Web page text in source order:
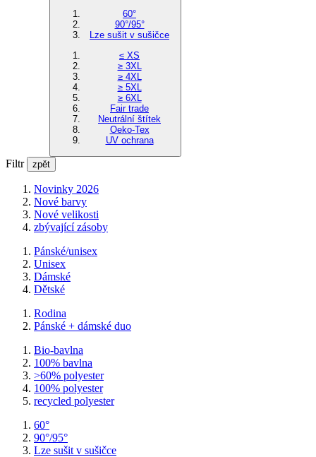
60°
90°/95°
Lze sušit v sušičce
≤ XS
≥ 3XL
≥ 4XL
≥ 5XL
≥ 6XL
Fair trade
Neutrální štítek
Oeko-Tex
UV ochrana
Filtr zpět
Novinky 2026
Nové barvy
Nové velikosti
zbývající zásoby
Pánské/unisex
Unisex
Dámské
Dětské
Rodina
Pánské + dámské duo
Bio-bavlna
100% bavlna
>60% polyester
100% polyester
recycled polyester
60°
90°/95°
Lze sušit v sušičce